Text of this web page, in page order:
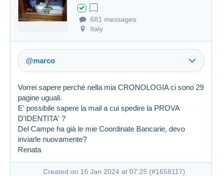
Created on 16 Jan 2024 at 06:35
681 messages
Italy
@marco
Vorrei sapere perché nella mia CRONOLOGIA ci sono 29
pagine uguali.
E' possibile sapere la mail a cui spedire la PROVA
D'IDENTITA' ?
Del Campe ha già le mie Coordinate Bancarie, devo
inviarle nuovamente?
Renata
Created on 16 Jan 2024 at 07:25 (#1658117)